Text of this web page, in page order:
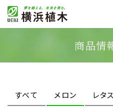
商品情
すべて メロン レタス